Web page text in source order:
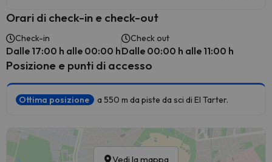
Orari di check-in e check-out
Check-in
Dalle 17:00 h alle 00:00 h
Check out
Dalle 00:00 h alle 11:00 h
Posizione e punti di accesso
Ottima posizione a 550 m da piste da sci di El Tarter.
Vedi la mappa